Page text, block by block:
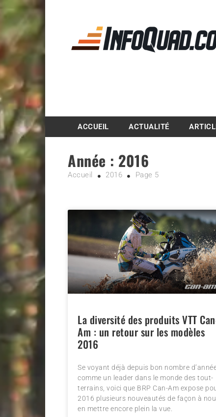
Magazine
ACCUEIL ACTUALITÉ
Année : 2016
Accueil 2016 Page 5
La diversité des produits VTT
Am : un retour sur les modèles
2016
Se voyant déjà depuis bon nombre
comme un leader dans le monde des tout-
terrains, voici que BRP Can-Am expose
2016 plusieurs nouveautés de façon à
en mettre encore plein la vue.